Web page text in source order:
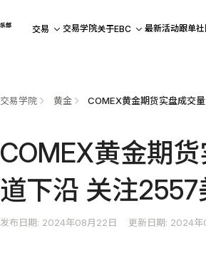
交易 交易学院关于EBC 最新活动跟单社
交易学院 黄金
COMEX黄金期
道下沿 关注2557
发布日期: 2024年08月22日 更新日期: 2024年